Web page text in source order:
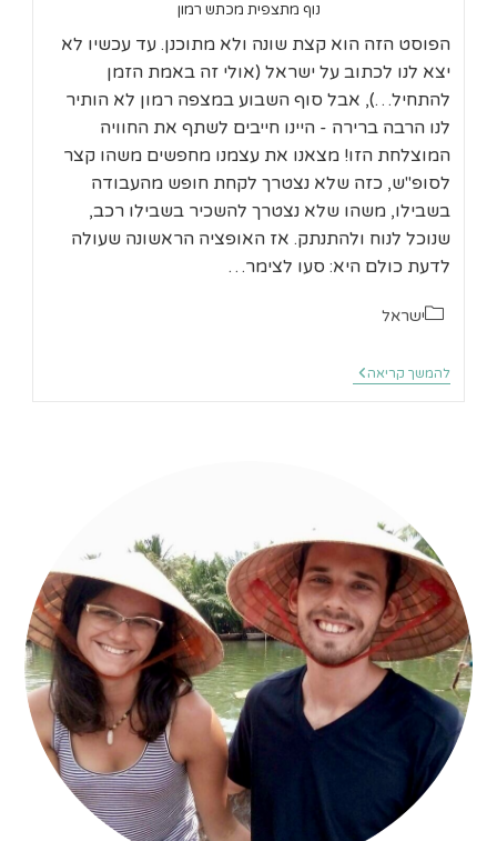
נוף מתצפית מכתש רמון
הפוסט הזה הוא קצת שונה ולא מתוכנן. עד עכשיו לא
יצא לנו לכתוב על ישראל (אולי זה באמת הזמן
להתחיל…), אבל סוף השבוע במצפה רמון לא הותיר
לנו הרבה ברירה - היינו חייבים לשתף את החוויה
המוצלחת הזו! מצאנו את עצמנו מחפשים משהו קצר
לסופ"ש, כזה שלא נצטרך לקחת חופש מהעבודה
בשבילו, משהו שלא נצטרך להשכיר בשבילו רכב,
שנוכל לנוח ולהתנתק. אז האופציה הראשונה שעולה
לדעת כולם היא: סעו לצימר…
קטגוריה:
ישראל
להמשך קריאה סוף
שבוע